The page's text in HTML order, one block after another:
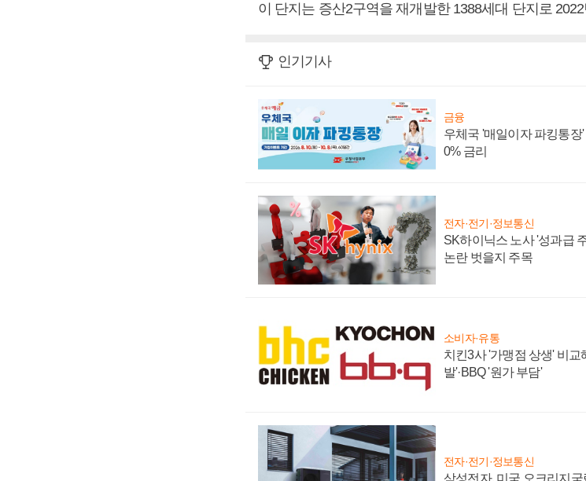
이 단지는 증산2구역을 재개발한 1388세대 단지로
인기기사
금융
우체국 '매일이자 파킹통장
0% 금리
전자·전기·정보통신
SK하이닉스 노사 '성과급
논란 벗을지 주목
소비자·유통
치킨3사 '가맹점 상생' 비교
발'·BBQ '원가 부담'
전자·전기·정보통신
삼성전자, 미국 오크리지